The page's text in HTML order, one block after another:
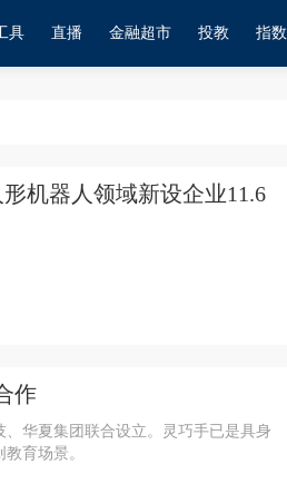
具 直播 金融超市 投教 指数
机器人领域新设企业11.6
作
华夏集团联合设立。灵巧手已是具身
育场景。